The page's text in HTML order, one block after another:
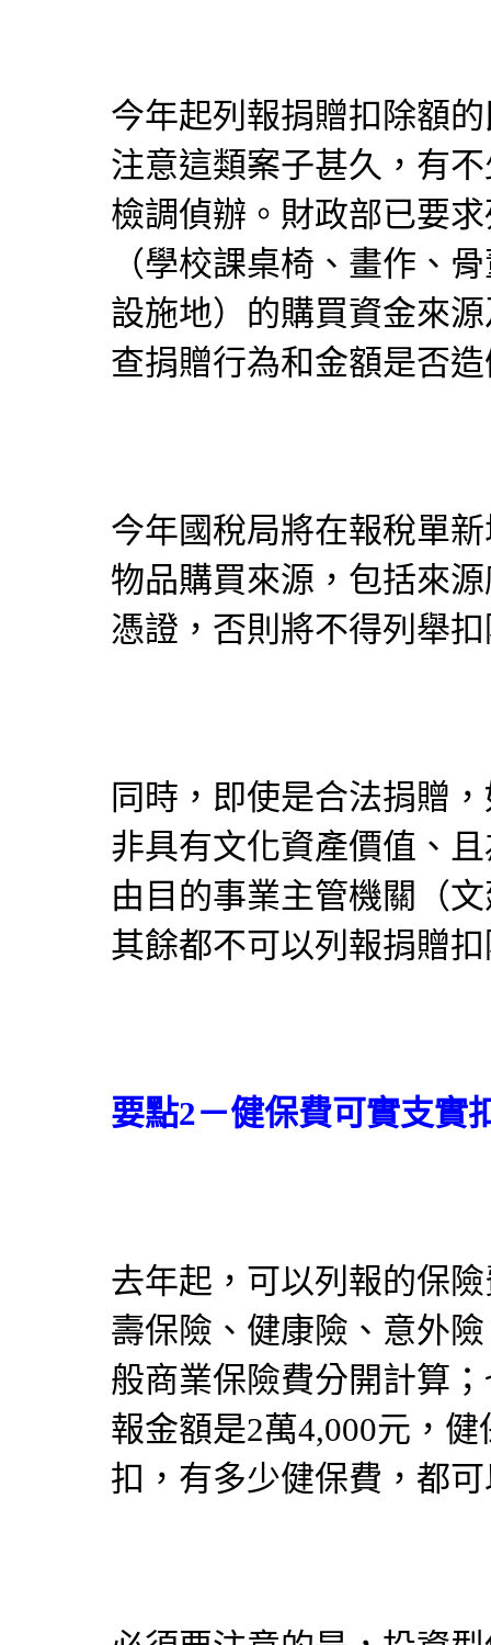
今年起列報捐贈扣除額
注意這類案子甚久，有
檢調偵辦。財政部已要
（學校課桌椅、畫作、
設施地）的購買資金來
查捐贈行為和金額是否
今年國稅局將在報稅單
物品購買來源，包括來
憑證，否則將不得列舉
同時，即使是合法捐贈
非具有文化資產價值、
由目的事業主管機關（
其餘都不可以列報捐贈
要點2－健保費可實支實
去年起，可以列報的保
壽保險、健康險、意外
般商業保險費分開計算
報金額是2萬4,000元，
扣，有多少健保費，都